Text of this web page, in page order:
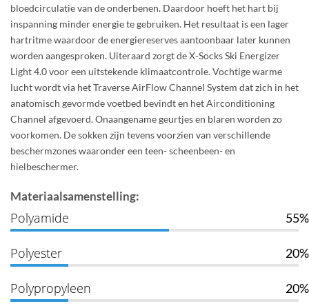
bloedcirculatie van de onderbenen. Daardoor hoeft het hart bij
inspanning minder energie te gebruiken. Het resultaat is een lager
hartritme waardoor de energiereserves aantoonbaar later kunnen
worden aangesproken. Uiteraard zorgt de X-Socks Ski Energizer
Light 4.0 voor een uitstekende klimaatcontrole. Vochtige warme
lucht wordt via het Traverse AirFlow Channel System dat zich in het
anatomisch gevormde voetbed bevindt en het Airconditioning
Channel afgevoerd. Onaangename geurtjes en blaren worden zo
voorkomen. De sokken zijn tevens voorzien van verschillende
beschermzones waaronder een teen- scheenbeen- en
hielbeschermer.
Materiaalsamenstelling:
Polyamide 55%
Polyester 20%
Polypropyleen 20%